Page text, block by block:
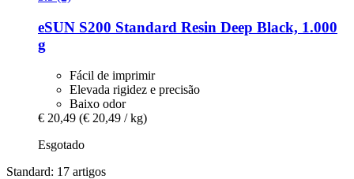
eSUN S200 Standard Resin Deep Black, 1.000
g
Fácil de imprimir
Elevada rigidez e precisão
Baixo odor
€ 20,49 (€ 20,49 / kg)
Esgotado
Standard: 17 artigos